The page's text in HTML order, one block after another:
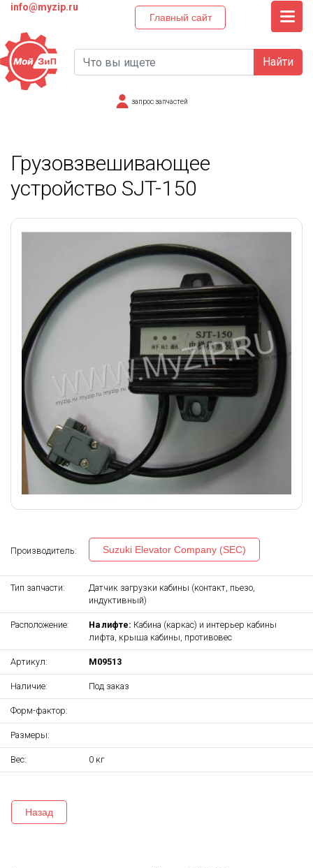
info@myzip.ru
Главный сайт
Найти
запрос запчастей
Грузовзвешивающее
устройство SJT-150
Производитель: Suzuki Elevator Company (SEC)
Тип запчасти:
Датчик загрузки кабины (контакт, пьезо,
индуктивный)
Расположение: На лифте: Кабина (каркас) и интерьер кабины
лифта, крыша кабины, противовес
Артикул: M09513
Наличие: Под заказ
Форм-фактор:
Размеры:
Вес: 0 кг
Назад